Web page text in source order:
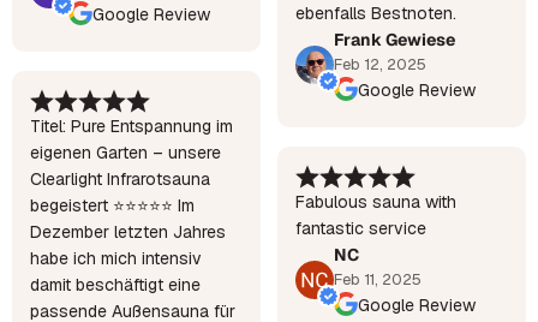
Google Review
Titel: Pure Entspannung im
eigenen Garten – unsere
Clearlight Infrarotsauna
begeistert ⭐⭐⭐⭐⭐ Im
Dezember letzten Jahres
habe ich mich intensiv
damit beschäftigt eine
passende Außensauna für
ebenfalls Bestnoten.
Frank Gewiese
Feb 12, 2025
Google Review
Fabulous sauna with
fantastic service
NC
Feb 11, 2025
Google Review